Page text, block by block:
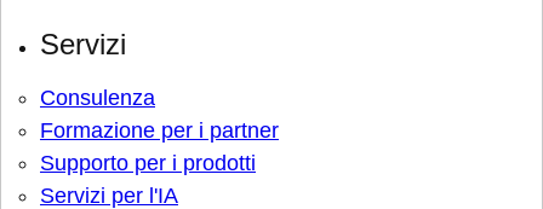
Servizi
Consulenza
Formazione per i partner
Supporto per i prodotti
Servizi per l'IA